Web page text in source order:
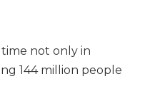
not only in
144 million people